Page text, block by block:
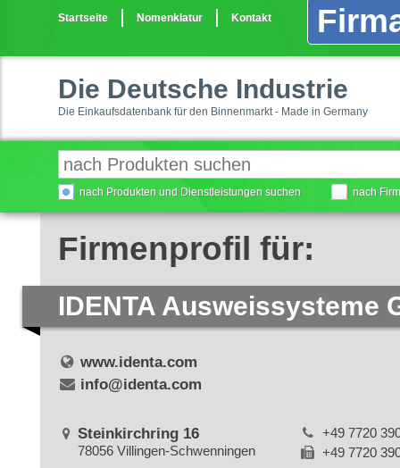
Startseite Nomenklatur Kontakt
Die Deutsche Industrie
Die Einkaufsdatenbank für den Binnenmarkt - Made in Germany
nach Produkten und Dienstleistungen suchen nach
Firmenprofil für:
IDENTA Ausweissysteme
www.identa.com
info@identa.com
Steinkirchring 16
78056 Villingen-Schwenningen
+49 7720
+49 7720